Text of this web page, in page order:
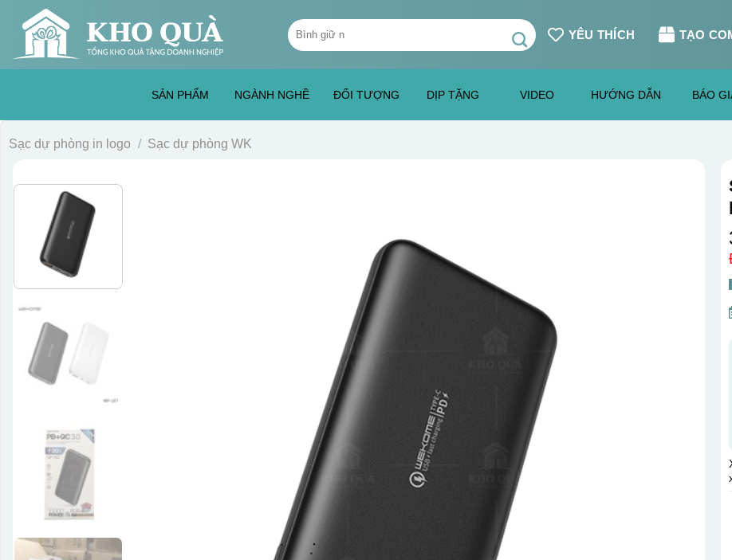
content
Tìm
kiếm:
YÊU THÍCH TẠO
SẢN PHẨM NGÀNH NGHỀ ĐỐI TƯỢNG DỊP TẶNG VIDEO HƯỚNG DẪN BÁO
Sạc dự phòng in logo / Sạc dự phòng WK